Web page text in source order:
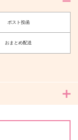
ポスト投函
おまとめ配送